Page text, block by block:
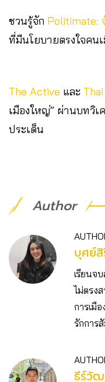
ชวนรู้จัก Politimate:
ที่มีนโยบายตรงใจคน
The Active และ
เมืองใหญ่” ผ่านบทวิเ
ประเด็น
Author
บุศย์สิ
เรียนจ
ไม่ตรง
การเมื
รักการ
ธีร์วั